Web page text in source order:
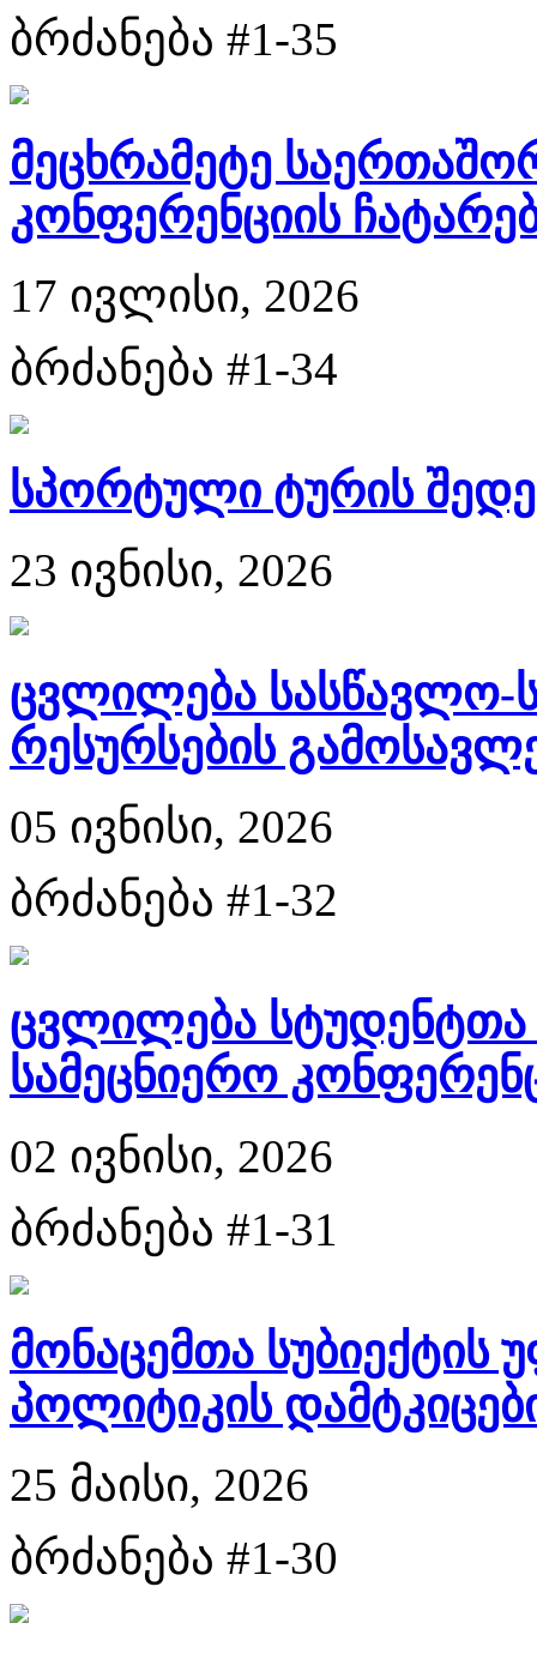
ბრძანება #1-35
მეცხრამეტე
კონფერენციის
17 ივლისი, 2026
ბრძანება #1-34
სპორტული ტურის
23 ივნისი, 2026
ცვლილება სასწავლო-
რესურსების
05 ივნისი, 2026
ბრძანება #1-32
ცვლილება
სამეცნიერო
02 ივნისი, 2026
ბრძანება #1-31
მონაცემთა სუბიექტის
პოლიტიკის
25 მაისი, 2026
ბრძანება #1-30